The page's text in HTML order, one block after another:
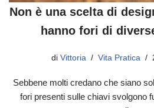
Non è una scelta di
hanno fori di
di Vittoria Vita Pratica
Sebbene molti credano che siano
fori presenti sulle chiavi svolgono